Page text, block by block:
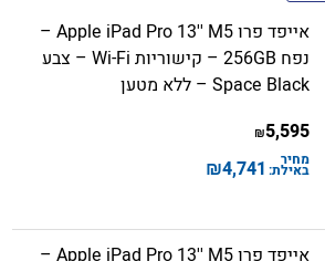
אייפד פרו Apple iPad Pro 13'' M5 –
נפח 256GB – קישוריות Wi-Fi – צבע
Space Black – ללא מטען
5,595
₪
מחיר
באילת: 4,741
₪
אייפד פרו Apple iPad Pro 13'' M5 –